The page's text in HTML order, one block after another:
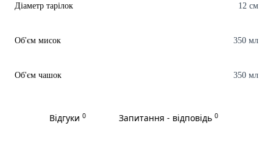
Діаметр тарілок 12 см
Об'єм мисок 350 мл
Об'єм чашок 350 мл
Відгуки 0 Запитання - відповідь 0